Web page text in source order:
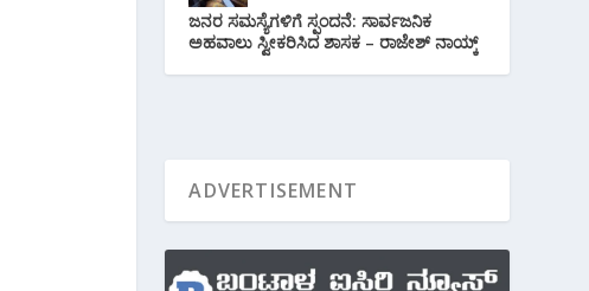
ಜನರ ಸಮಸ್ಯೆಗಳಿಗೆ ಸ್ಪಂದನೆ: ಸಾರ್ವಜನಿಕ
ಅಹವಾಲು ಸ್ವೀಕರಿಸಿದ ಶಾಸಕ – ರಾಜೇಶ್ ನಾಯ್ಕ್